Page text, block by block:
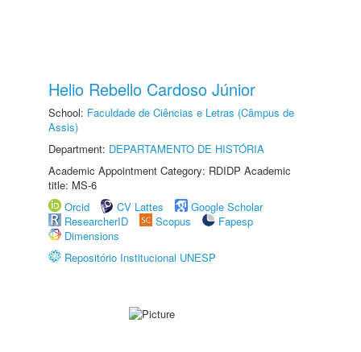
Helio Rebello Cardoso Júnior
School: Faculdade de Ciências e Letras (Câmpus de
Assis)
Department: DEPARTAMENTO DE HISTÓRIA
Academic Appointment Category: RDIDP Academic
title: MS-6
Orcid
CV Lattes
Google Scholar
ResearcherID
Scopus
Fapesp
Dimensions
Repositório Institucional UNESP